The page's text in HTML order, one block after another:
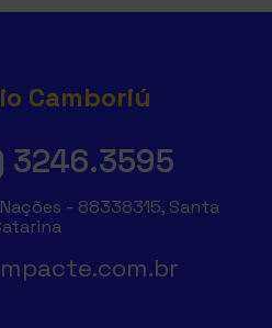
Camboriú
3246.3595
- 88338315, Santa